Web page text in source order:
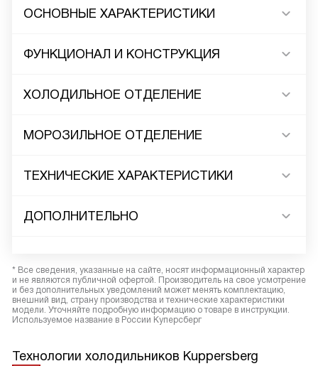
ОСНОВНЫЕ ХАРАКТЕРИСТИКИ
ФУНКЦИОНАЛ И КОНСТРУКЦИЯ
ХОЛОДИЛЬНОЕ ОТДЕЛЕНИЕ
МОРОЗИЛЬНОЕ ОТДЕЛЕНИЕ
ТЕХНИЧЕСКИЕ ХАРАКТЕРИСТИКИ
ДОПОЛНИТЕЛЬНО
* Все сведения, указанные на сайте, носят информационный характер
и не являются публичной офертой. Производитель на свое усмотрение
и без дополнительных уведомлений может менять комплектацию,
внешний вид, страну производства и технические характеристики
модели. Уточняйте подробную информацию о товаре в инструкции.
Используемое название в России Куперсберг
Технологии холодильников Kuppersberg